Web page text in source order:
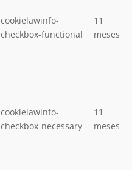
cookielawinfo-
checkbox-functional
11
meses
cookielawinfo-
checkbox-necessary
11
meses